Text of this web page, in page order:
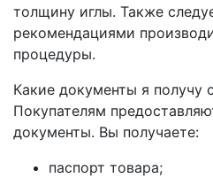
толщину иглы. Также
рекомендациями
процедуры.
Какие документы я получу
Покупателям
документы. Вы получаете:
паспорт товара;